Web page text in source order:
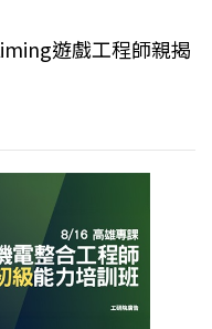
遊戲工程師親揭